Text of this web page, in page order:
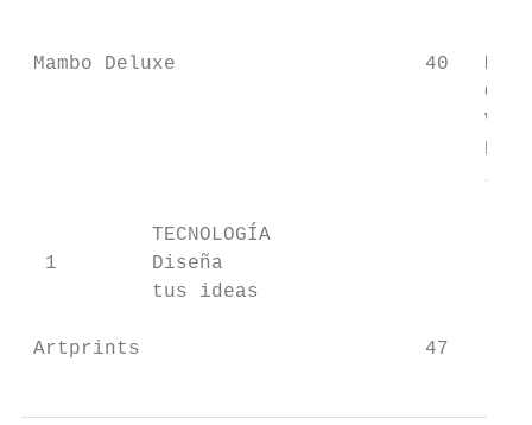
Mambo Deluxe                     40
Owl
           TECNOLOGÍA
  1        Diseña
           tus ideas
Artprints                        47